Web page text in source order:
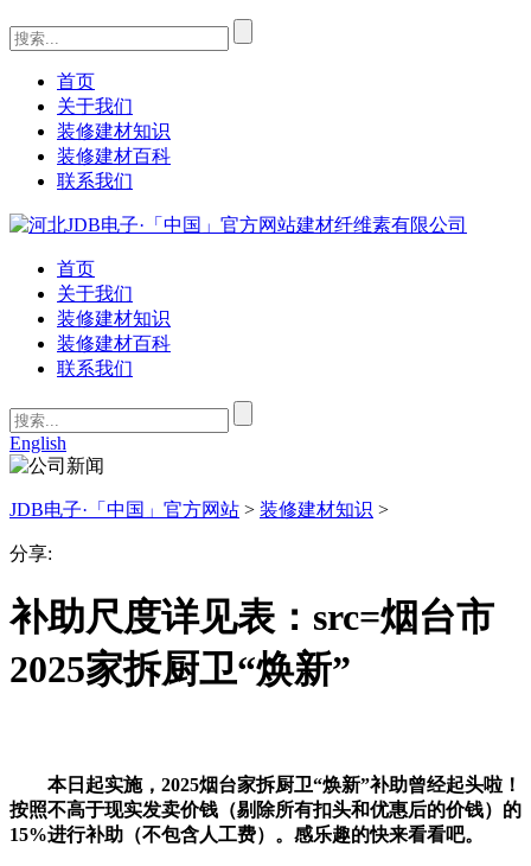
首页
关于我们
装修建材知识
装修建材百科
联系我们
首页
关于我们
装修建材知识
装修建材百科
联系我们
English
JDB电子·「中国」官方网站 > 装修建材知识 >
分享:
补助尺度详见表：src=烟台市
2025家拆厨卫“焕新”
本日起实施，2025烟台家拆厨卫“焕新”补助曾经起头啦！
按照不高于现实发卖价钱（剔除所有扣头和优惠后的价钱）的
15%进行补助（不包含人工费）。感乐趣的快来看看吧。